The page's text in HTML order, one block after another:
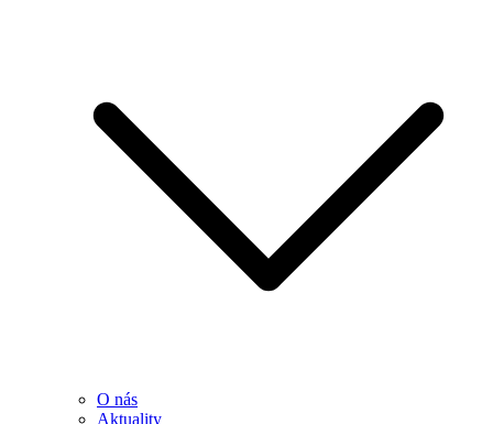
O nás
Aktuality